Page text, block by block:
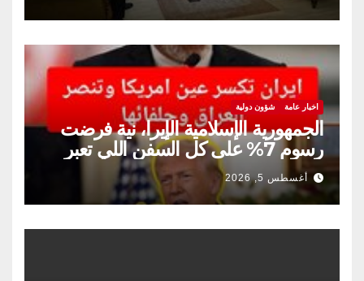
اخبار عامة شؤون دولية
الجمهورية الإسلامية الإيرا، نية فرضت
رسوم 7% على كل السفن اللي تعبر
مضيق هرمز
أغسطس 5, 2026